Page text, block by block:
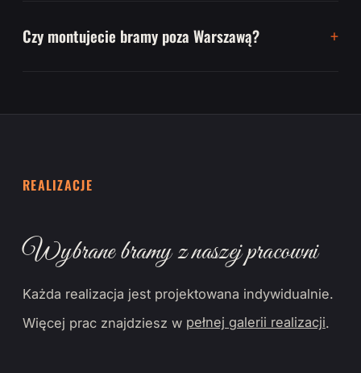
Czy montujecie bramy poza Warszawą?
REALIZACJE
Wybrane bramy z naszej pracowni
Każda realizacja jest projektowana indywidualnie.
Więcej prac znajdziesz w pełnej galerii realizacji.